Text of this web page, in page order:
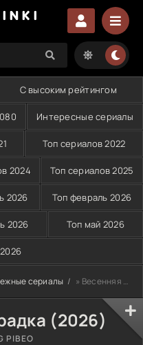
С высоким рейтингом
Интересные сериалы
Топ сериалов 2022
2024 Топ сериалов 2025
2026 Топ февраль 2026
2026 Топ май 2026
сериалы » Весенняя лихорадка (2026)
(2026)
PIBEO